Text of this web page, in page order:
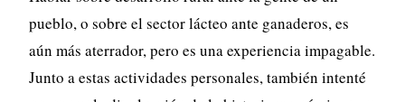
pueblo, o sobre el sector lácteo ante ganaderos, es
aún más aterrador, pero es una experiencia impagable.
Junto a estas actividades personales, también intenté